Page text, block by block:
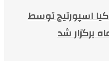
اسپورتیج توسط
برگزار شد